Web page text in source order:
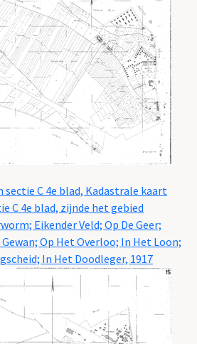
C 4e blad, Kadastrale kaart
C 4e blad, zijnde het gebied
Eikender Veld; Op De Geer;
Op Het Overloo; In Het Loon;
In Het Doodleger, 1917